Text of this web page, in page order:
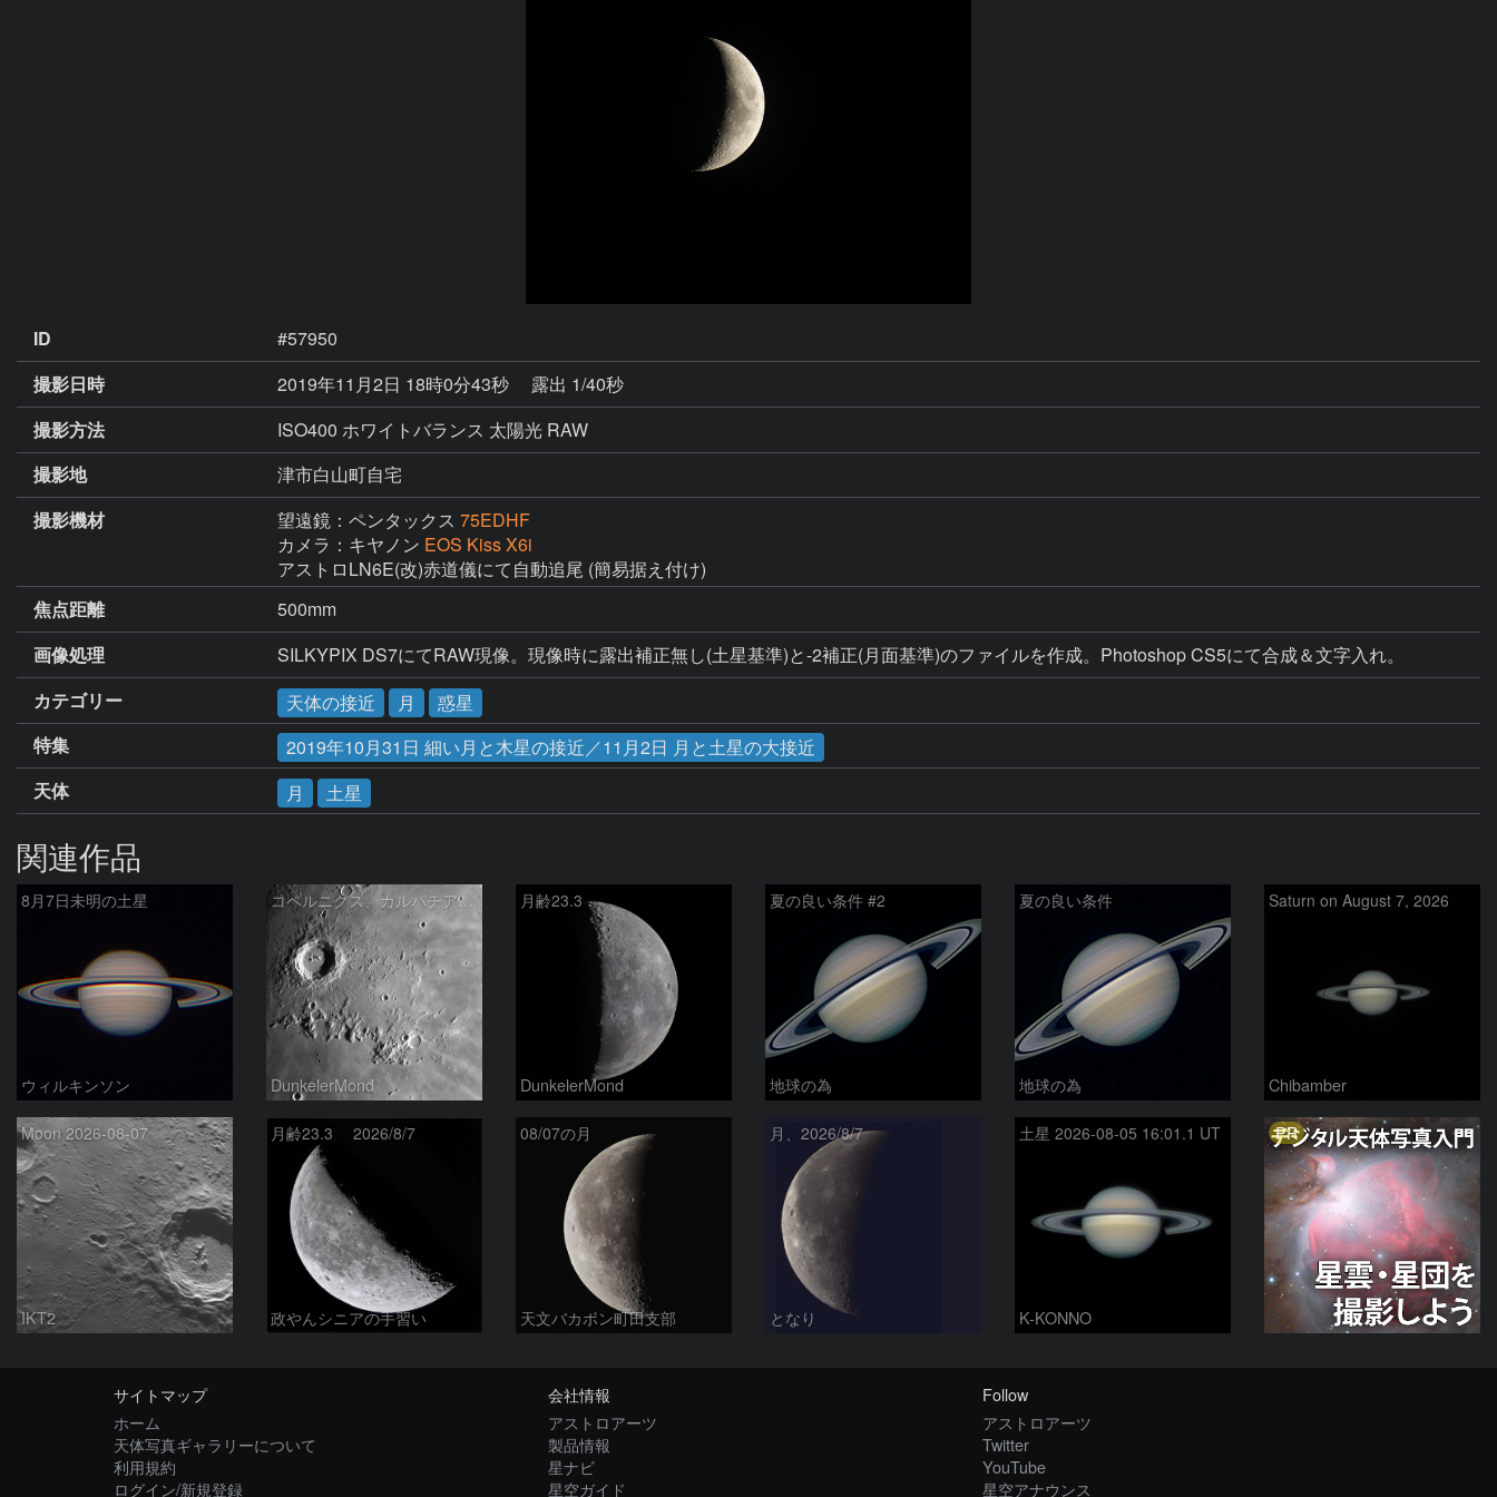
ID
#57950
撮影日時
2019年11月2日 18時0分43秒
露出 1/40秒
撮影方法
ISO400 ホワイトバランス 太陽光 RAW
撮影地
津市白山町自宅
撮影機材
望遠鏡：ペンタックス 75EDHF
カメラ：キヤノン EOS Kiss X6i
アストロLN6E(改)赤道儀にて自動追尾 (簡易据え付け)
焦点距離
500mm
画像処理
SILKYPIX DS7にてRAW現像。現像時に露出補正無し(土星基準)と-2補正(月面基準)のファイルを作成。Photoshop CS5にて合成＆文字入れ。
カテゴリー
天体の接近 月
惑星
特集
2019年10月31日 細い月と木星の接近／11月2日 月と土星の大接近
天体
月 土星
関連作品
8月7日未明の土星
ウィルキンソン
コペルニクス、カルパチア山脈付近
DunkelerMond
月齢23.3
DunkelerMond
夏の良い条件 #2
地球の為
夏の良い条件
地球の為
Saturn on August 7, 2026
Chibamber
Moon 2026-08-07
IKT2
月齢23.3 2026/8/7
政やんシニアの手習い
08/07の月
天文バカボン町田支部
月、2026/8/7
となり
土星 2026-08-05 16:01.1 UT
K-KONNO
PR
サイトマップ
ホーム
天体写真ギャラリーについて
利用規約
ログイン/新規登録
会社情報
アストロアーツ
製品情報
星ナビ
星空ガイド
Follow
アストロアーツ
Twitter
YouTube
星空アナウンス